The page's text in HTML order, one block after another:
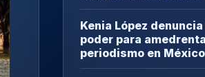
Kenia López
poder para
periodismo en México